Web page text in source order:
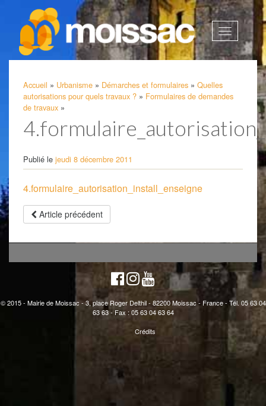
Afficher
la
Accueil » Urbanisme » Démarches et formulaires » Quelles
autorisations pour quels travaux ? » Formulaires de demandes
de travaux »
Publié le jeudi 8 décembre 2011
4.formulaire_autorisation_install_enseigne
Article précédent
© 2015 - Mairie de Moissac - 3, place Roger Delthil - 82200 Moissac - France - Tél. 05 63 04
63 63 - Fax : 05 63 04 63 64
Crédits